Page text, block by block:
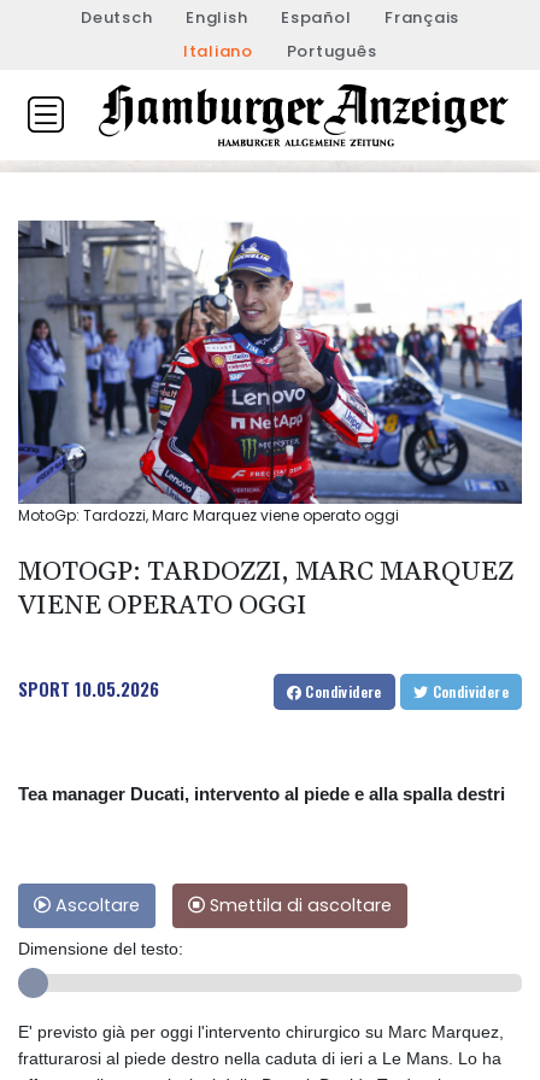
Deutsch English Español
Français
Italiano
Português
MotoGp: Tardozzi, Marc Marquez viene operato oggi
MOTOGP: TARDOZZI, MARC MARQUEZ
VIENE OPERATO OGGI
SPORT 10.05.2026 Condividere Condividere
Tea manager Ducati, intervento al piede e alla spalla destri
Ascoltare Smettila di ascoltare
Dimensione del testo:
E' previsto già per oggi l'intervento chirurgico su Marc Marquez,
fratturarosi al piede destro nella caduta di ieri a Le Mans. Lo ha